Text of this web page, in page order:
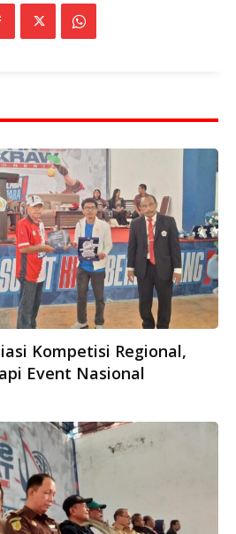
Kompetisi Regional,
Event Nasional